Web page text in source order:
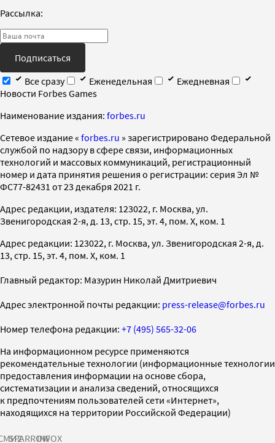
Рассылка:
Подписаться
Все сразу
Еженедельная
Ежедневная
Новости Forbes Games
Наименование издания: forbes.ru
Cетевое издание « forbes.ru » зарегистрировано Федеральной
службой по надзору в сфере связи, информационных
технологий и массовых коммуникаций, регистрационный
номер и дата принятия решения о регистрации: серия Эл №
ФС77-82431 от 23 декабря 2021 г.
Адрес редакции, издателя: 123022, г. Москва, ул.
Звенигородская 2-я, д. 13, стр. 15, эт. 4, пом. X, ком. 1
Адрес редакции: 123022, г. Москва, ул. Звенигородская 2-я, д.
13, стр. 15, эт. 4, пом. X, ком. 1
Главный редактор: Мазурин Николай Дмитриевич
Адрес электронной почты редакции: press-release@forbes.ru
Номер телефона редакции: +7 (495) 565-32-06
На информационном ресурсе применяются
рекомендательные технологии (информационные технологии
предоставления информации на основе сбора,
систематизации и анализа сведений, относящихся
к предпочтениям пользователей сети «Интернет»,
находящихся на территории Российской Федерации)
SPARROWINFOX